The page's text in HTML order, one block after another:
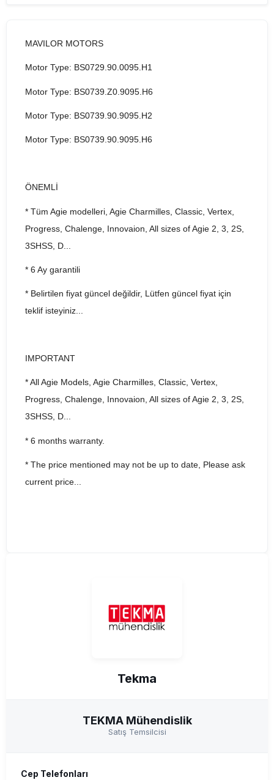
MAVILOR MOTORS
Motor Type: BS0729.90.0095.H1
Motor Type: BS0739.Z0.9095.H6
Motor Type: BS0739.90.9095.H2
Motor Type: BS0739.90.9095.H6
ÖNEMLİ
* Tüm Agie modelleri, Agie Charmilles, Classic, Vertex,
Progress, Chalenge, Innovaion, All sizes of Agie 2, 3, 2S,
3SHSS, D...
* 6 Ay garantili
* Belirtilen fiyat güncel değildir, Lütfen güncel fiyat için
teklif isteyiniz...
IMPORTANT
* All Agie Models, Agie Charmilles, Classic, Vertex,
Progress, Chalenge, Innovaion, All sizes of Agie 2, 3, 2S,
3SHSS, D...
* 6 months warranty.
* The price mentioned may not be up to date, Please ask
current price...
Tekma
TEKMA Mühendislik
Satış Temsilcisi
Cep Telefonları